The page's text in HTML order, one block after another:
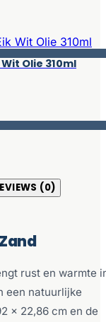
Olie 310ml
(0)
rust en warmte
een natuurlijke
x 22,86 cm en de